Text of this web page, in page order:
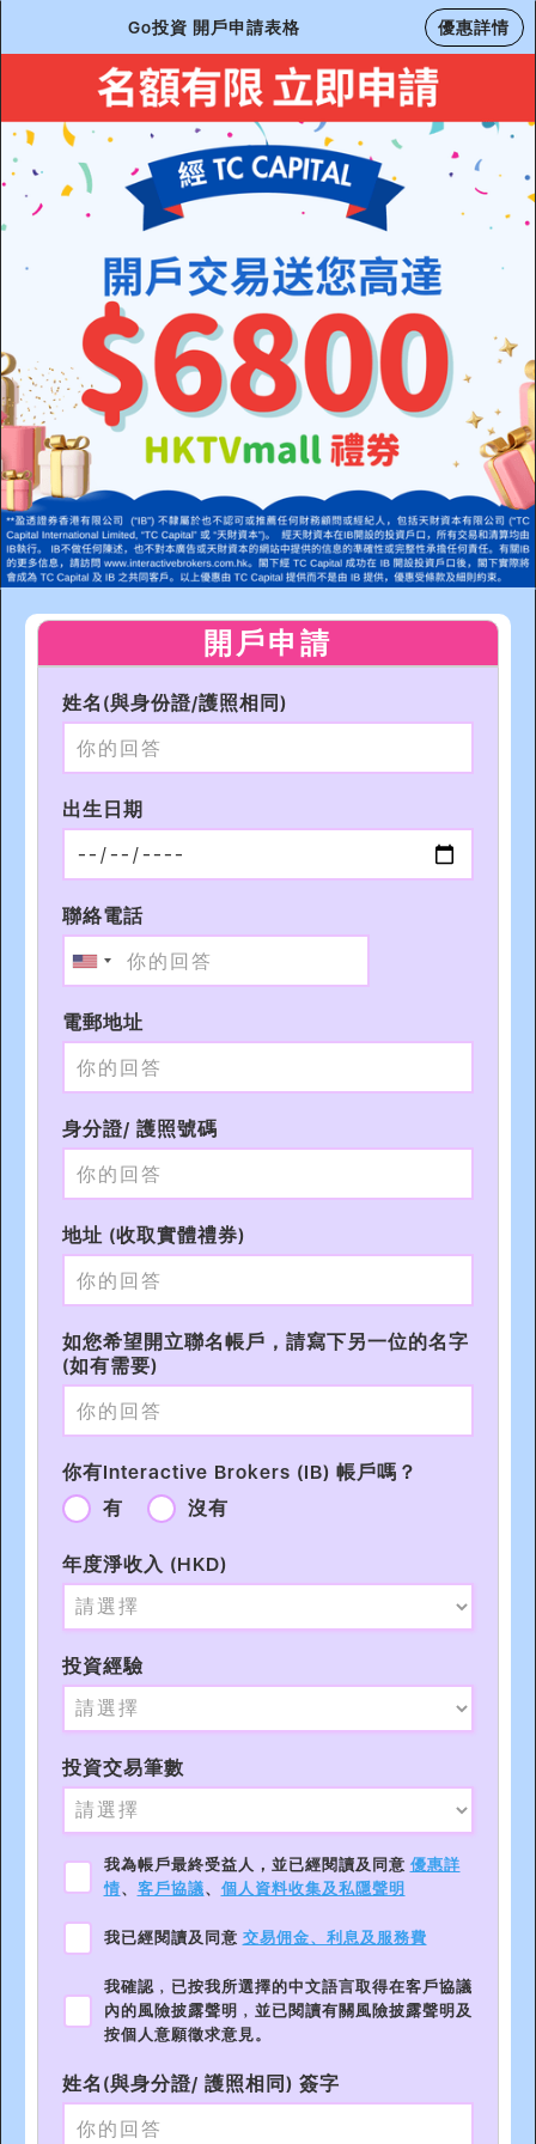
Go投資 開戶申請表格 優惠詳情
開戶申請
姓名(與身份證/護照相同)
出生日期
聯絡電話
電郵地址
身分證/ 護照號碼
地址 (收取實體禮券)
如您希望開立聯名帳戶，請寫下另一位的名字
(如有需要)
你有Interactive Brokers (IB) 帳戶嗎？
有
沒有
年度淨收入 (HKD)
投資經驗
投資交易筆數
我為帳戶最終受益人，並已經閱讀及同意 優惠詳
情、 客戶協議、 個人資料收集及私隱聲明
我已經閱讀及同意 交易佣金、利息及服務費
我確認﹐已按我所選擇的中文語言取得在客戶協議
內的風險披露聲明﹐並已閱讀有關風險披露聲明及
按個人意願徵求意見。
姓名(與身分證/ 護照相同) 簽字